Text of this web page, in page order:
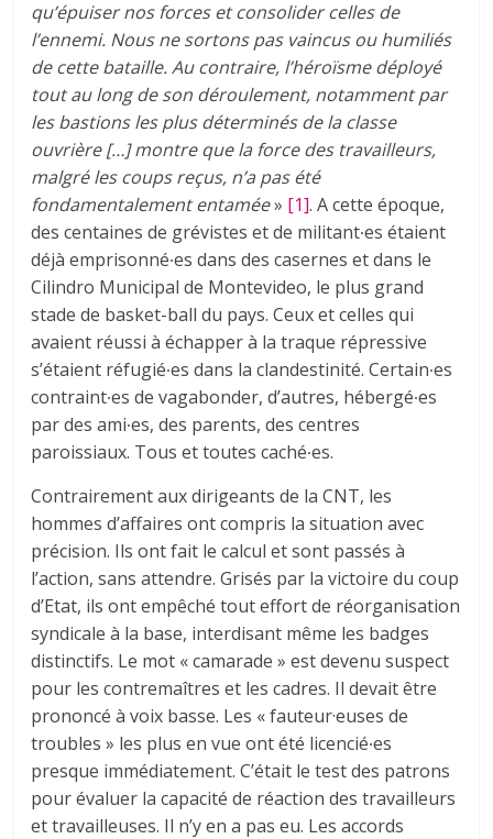
qu’épuiser nos forces et consolider celles de
l’ennemi. Nous ne sortons pas vaincus ou humiliés
de cette bataille. Au contraire, l’héroïsme déployé
tout au long de son déroulement, notamment par
les bastions les plus déterminés de la classe
ouvrière […] montre que la force des travailleurs,
malgré les coups reçus, n’a pas été
fondamentalement entamée» [1]. A cette époque,
des centaines de grévistes et de militant∙es étaient
déjà emprisonné∙es dans des casernes et dans le
Cilindro Municipal de Montevideo, le plus grand
stade de basket-ball du pays. Ceux et celles qui
avaient réussi à échapper à la traque répressive
s’étaient réfugié∙es dans la clandestinité. Certain∙es
contraint∙es de vagabonder, d’autres, hébergé∙es
par des ami∙es, des parents, des centres
paroissiaux. Tous et toutes caché∙es.
Contrairement aux dirigeants de la CNT, les
hommes d’affaires ont compris la situation avec
précision. Ils ont fait le calcul et sont passés à
l’action, sans attendre. Grisés par la victoire du coup
d’Etat, ils ont empêché tout effort de réorganisation
syndicale à la base, interdisant même les badges
distinctifs. Le mot « camarade » est devenu suspect
pour les contremaîtres et les cadres. Il devait être
prononcé à voix basse. Les « fauteur·euses de
troubles » les plus en vue ont été licencié∙es
presque immédiatement. C’était le test des patrons
pour évaluer la capacité de réaction des travailleurs
et travailleuses. Il n’y en a pas eu. Les accords